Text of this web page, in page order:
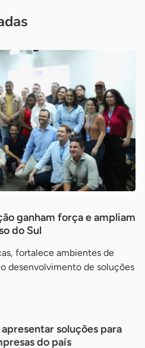
ganham força e ampliam
do Sul
fortalece ambientes de
desenvolvimento de soluções
soluções para
do país